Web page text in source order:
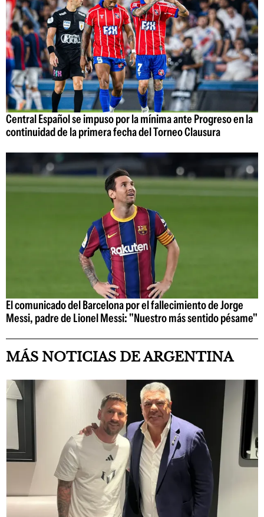
Central Español se impuso por la mínima ante Progreso en la
continuidad de la primera fecha del Torneo Clausura
El comunicado del Barcelona por el fallecimiento de Jorge
Messi, padre de Lionel Messi: "Nuestro más sentido pésame"
MÁS NOTICIAS DE ARGENTINA